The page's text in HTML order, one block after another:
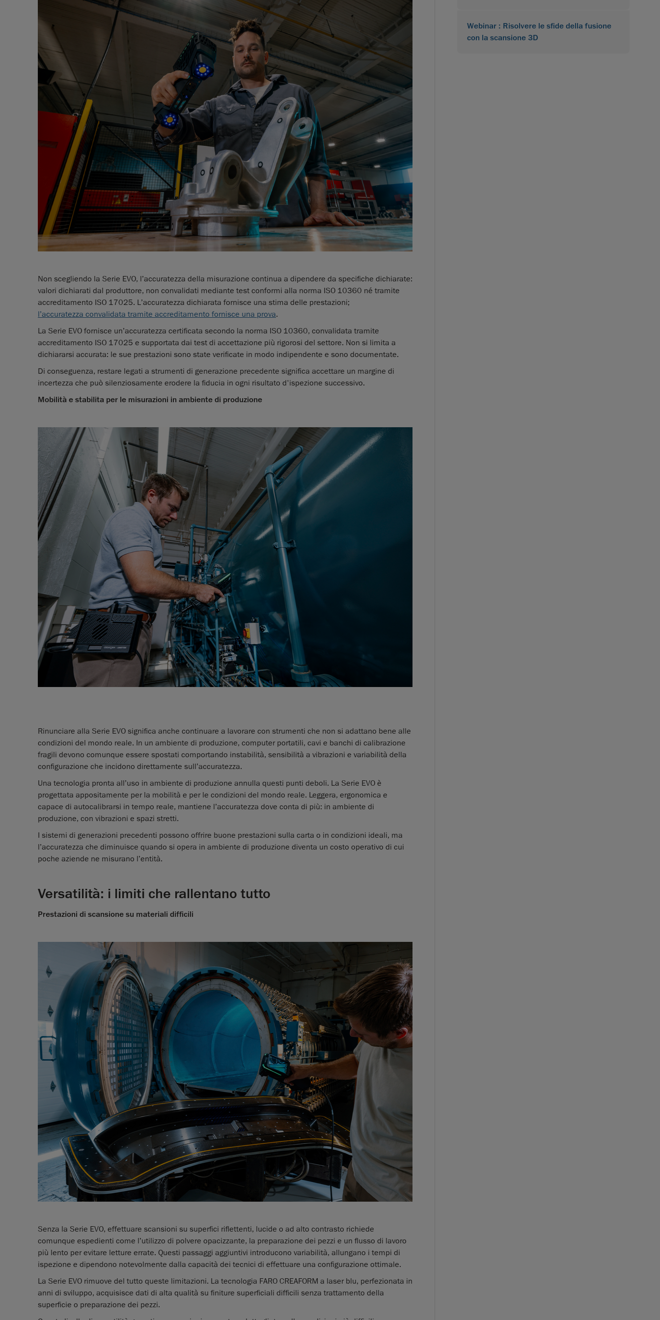
Non scegliendo la Serie EVO, l’accuratezza della misurazione continua a dipendere da specifiche dichiarate:
valori dichiarati dal produttore, non convalidati mediante test conformi alla norma ISO 10360 né tramite
accreditamento ISO 17025. L’accuratezza dichiarata fornisce una stima delle prestazioni;
l’accuratezza convalidata tramite accreditamento fornisce una prova.
La Serie EVO fornisce un’accuratezza certificata secondo la norma ISO 10360, convalidata tramite
accreditamento ISO 17025 e supportata dai test di accettazione più rigorosi del settore. Non si limita a
dichiararsi accurata: le sue prestazioni sono state verificate in modo indipendente e sono documentate.
Di conseguenza, restare legati a strumenti di generazione precedente significa accettare un margine di
incertezza che può silenziosamente erodere la fiducia in ogni risultato d'ispezione successivo.
Mobilità e stabilita per le misurazioni in ambiente di produzione
Rinunciare alla Serie EVO significa anche continuare a lavorare con strumenti che non si adattano bene alle
condizioni del mondo reale. In un ambiente di produzione, computer portatili, cavi e banchi di calibrazione
fragili devono comunque essere spostati comportando instabilità, sensibilità a vibrazioni e variabilità della
configurazione che incidono direttamente sull’accuratezza.
Una tecnologia pronta all’uso in ambiente di produzione annulla questi punti deboli. La Serie EVO è
progettata appositamente per la mobilità e per le condizioni del mondo reale. Leggera, ergonomica e
capace di autocalibrarsi in tempo reale, mantiene l’accuratezza dove conta di più: in ambiente di
produzione, con vibrazioni e spazi stretti.
I sistemi di generazioni precedenti possono offrire buone prestazioni sulla carta o in condizioni ideali, ma
l’accuratezza che diminuisce quando si opera in ambiente di produzione diventa un costo operativo di cui
poche aziende ne misurano l’entità.
Versatilità: i limiti che rallentano tutto
Prestazioni di scansione su materiali difficili
Senza la Serie EVO, effettuare scansioni su superfici riflettenti, lucide o ad alto contrasto richiede
comunque espedienti come l’utilizzo di polvere opacizzante, la preparazione dei pezzi e un flusso di lavoro
più lento per evitare letture errate. Questi passaggi aggiuntivi introducono variabilità, allungano i tempi di
ispezione e dipendono notevolmente dalla capacità dei tecnici di effettuare una configurazione ottimale.
La Serie EVO rimuove del tutto queste limitazioni. La tecnologia FARO CREAFORM a laser blu, perfezionata in
anni di sviluppo, acquisisce dati di alta qualità su finiture superficiali difficili senza trattamento della
superficie o preparazione dei pezzi.
Webinar : Risolvere le sfide della fusione
con la scansione 3D